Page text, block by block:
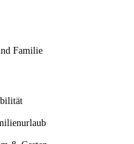
Familie